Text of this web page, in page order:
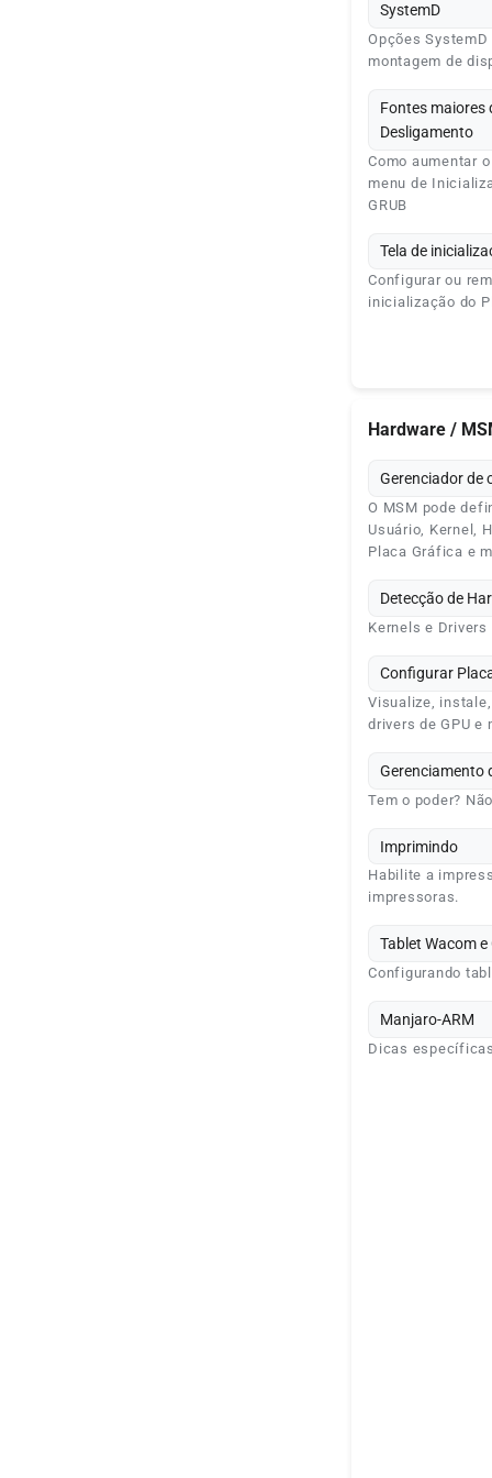
SystemD
Opções
montagem de
Fontes maiores
Desligamento
Como aumentar
menu de
GRUB
Tela de
Configurar ou
inicialização do
Hardware /
Gerenciador de
O MSM pode
Usuário, Kernel,
Placa Gráfica e
Detecção de
Kernels e
Configurar
Visualize,
drivers de GPU e
Gerenciamento
Tem o poder?
Imprimindo
Habilite a
impressoras.
Tablet Wacom e
Configurando
Manjaro-ARM
Dicas